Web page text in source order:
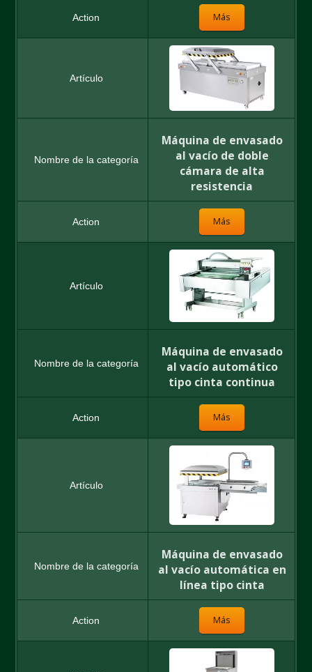
Más
Máquina de envasado
al vacío de doble
cámara de alta
resistencia
Más
Máquina de envasado
al vacío automático
tipo cinta continua
Más
Máquina de envasado
al vacío automática en
línea tipo cinta
Más